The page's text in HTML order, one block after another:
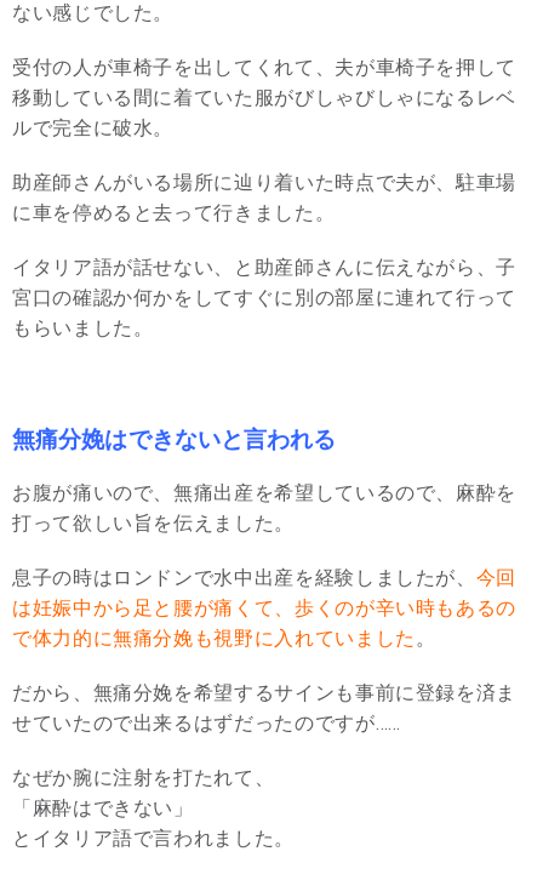
ない感じでした。
受付の人が車椅子を出してくれて、夫が車椅子を押して
移動している間に着ていた服がびしゃびしゃになるレベ
ルで完全に破水。
助産師さんがいる場所に辿り着いた時点で夫が、駐車場
に車を停めると去って行きました。
イタリア語が話せない、と助産師さんに伝えながら、子
宮口の確認か何かをしてすぐに別の部屋に連れて行って
もらいました。
無痛分娩はできないと言われる
お腹が痛いので、無痛出産を希望しているので、麻酔を
打って欲しい旨を伝えました。
息子の時はロンドンで水中出産を経験しましたが、 今回
は妊娠中から足と腰が痛くて、歩くのが辛い時もあるの
で体力的に無痛分娩も視野に入れていました 。
だから、無痛分娩を希望するサインも事前に登録を済ま
せていたので出来るはずだったのですが……
なぜか腕に注射を打たれて、
「麻酔はできない」
とイタリア語で言われました。